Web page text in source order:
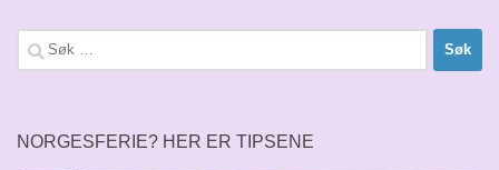
Søk
etter:
NORGESFERIE? HER ER TIPSENE